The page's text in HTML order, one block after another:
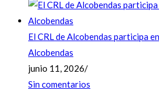
El CRL de Alcobendas participa
Alcobendas
junio 11, 2026/
Sin comentarios